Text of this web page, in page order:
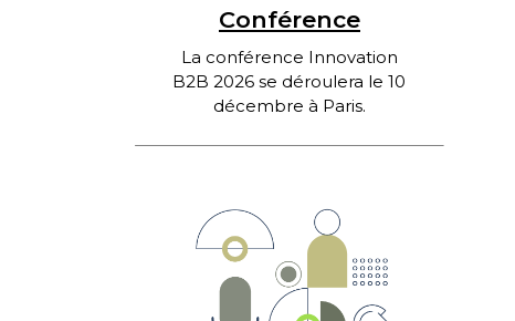
Conférence
La conférence Innovation
B2B 2026 se déroulera le 10
décembre à Paris.